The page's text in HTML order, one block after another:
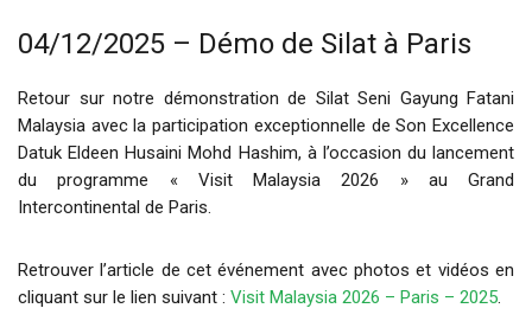
04/12/2025 – Démo de Silat à Paris
Retour sur notre démonstration de Silat Seni Gayung Fatani
Malaysia avec la participation exceptionnelle de Son Excellence
Datuk Eldeen Husaini Mohd Hashim, à l’occasion du lancement
du programme « Visit Malaysia 2026 » au Grand
Intercontinental de Paris.
Retrouver l’article de cet événement avec photos et vidéos en
cliquant sur le lien suivant : Visit Malaysia 2026 – Paris – 2025.